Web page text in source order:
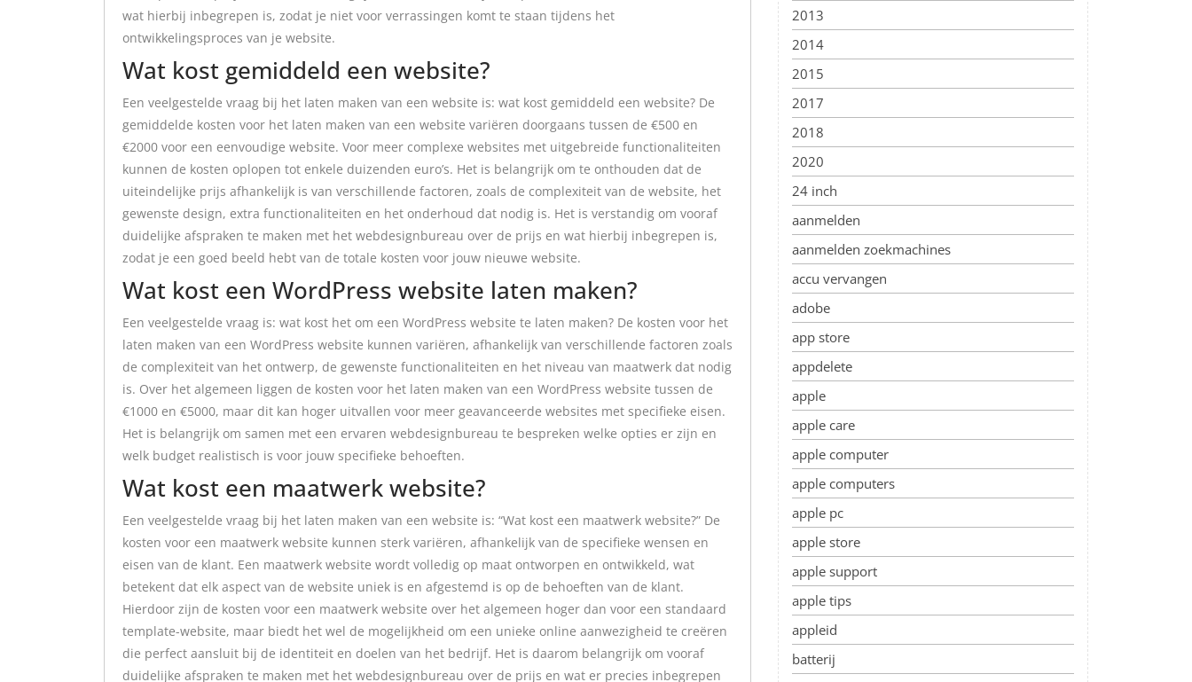
wat hierbij inbegrepen is, zodat je niet voor verrassingen komt te staan tijdens het
ontwikkelingsproces van je website.
Wat kost gemiddeld een website?
Een veelgestelde vraag bij het laten maken van een website is: wat kost gemiddeld een website? De
gemiddelde kosten voor het laten maken van een website variëren doorgaans tussen de €500 en
€2000 voor een eenvoudige website. Voor meer complexe websites met uitgebreide functionaliteiten
kunnen de kosten oplopen tot enkele duizenden euro’s. Het is belangrijk om te onthouden dat de
uiteindelijke prijs afhankelijk is van verschillende factoren, zoals de complexiteit van de website, het
gewenste design, extra functionaliteiten en het onderhoud dat nodig is. Het is verstandig om vooraf
duidelijke afspraken te maken met het webdesignbureau over de prijs en wat hierbij inbegrepen is,
zodat je een goed beeld hebt van de totale kosten voor jouw nieuwe website.
Wat kost een WordPress website laten maken?
Een veelgestelde vraag is: wat kost het om een WordPress website te laten maken? De kosten voor het
laten maken van een WordPress website kunnen variëren, afhankelijk van verschillende factoren zoals
de complexiteit van het ontwerp, de gewenste functionaliteiten en het niveau van maatwerk dat nodig
is. Over het algemeen liggen de kosten voor het laten maken van een WordPress website tussen de
€1000 en €5000, maar dit kan hoger uitvallen voor meer geavanceerde websites met specifieke eisen.
Het is belangrijk om samen met een ervaren webdesignbureau te bespreken welke opties er zijn en
welk budget realistisch is voor jouw specifieke behoeften.
Wat kost een maatwerk website?
Een veelgestelde vraag bij het laten maken van een website is: “Wat kost een maatwerk website?” De
kosten voor een maatwerk website kunnen sterk variëren, afhankelijk van de specifieke wensen en
eisen van de klant. Een maatwerk website wordt volledig op maat ontworpen en ontwikkeld, wat
betekent dat elk aspect van de website uniek is en afgestemd is op de behoeften van de klant.
Hierdoor zijn de kosten voor een maatwerk website over het algemeen hoger dan voor een standaard
template-website, maar biedt het wel de mogelijkheid om een unieke online aanwezigheid te creëren
die perfect aansluit bij de identiteit en doelen van het bedrijf. Het is daarom belangrijk om vooraf
duidelijke afspraken te maken met het webdesignbureau over de prijs en wat er precies inbegrepen
2013
2014
2015
2017
2018
2020
24 inch
aanmelden
aanmelden zoekmachines
accu vervangen
adobe
app store
appdelete
apple
apple care
apple computer
apple computers
apple pc
apple store
apple support
apple tips
appleid
batterij